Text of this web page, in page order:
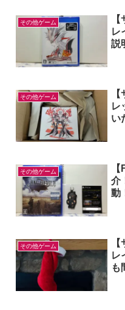
その他ゲーム
レ
説
その他ゲーム
レ
い
その他ゲーム
介
動
その他ゲーム
レ
も